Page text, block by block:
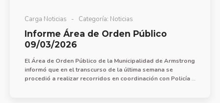
Carga Noticias Categoría: Noticias
Informe Área de Orden Público
09/03/2026
El Área de Orden Público de la Municipalidad de Armstrong
informó que en el transcurso de la última semana se
procedió a realizar recorridos en coordinación con Policía y